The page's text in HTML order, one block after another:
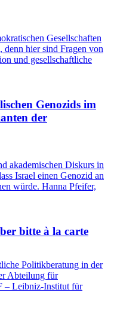
Gesellschaften
denn hier sind Fragen von
und gesellschaftliche
Genozids im
der
akademischen Diskurs in
Israel einen Genozid an
würde. Hanna Pfeifer,
bitte à la carte
Politikberatung in der
Abteilung für
– Leibniz-Institut für